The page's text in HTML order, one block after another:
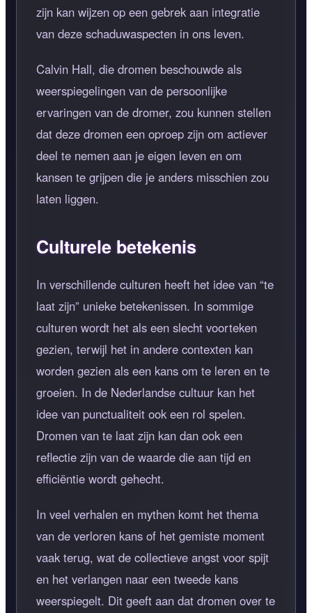
zijn kan wijzen op een gebrek aan integratie
van deze schaduwaspecten in ons leven.
Calvin Hall, die dromen beschouwde als
weerspiegelingen van de persoonlijke
ervaringen van de dromer, zou kunnen stellen
dat deze dromen een oproep zijn om actiever
deel te nemen aan je eigen leven en om
kansen te grijpen die je anders misschien zou
laten liggen.
Culturele betekenis
In verschillende culturen heeft het idee van te
laat zijn unieke betekenissen. In sommige
culturen wordt het als een slecht voorteken
gezien, terwijl het in andere contexten kan
worden gezien als een kans om te leren en te
groeien. In de Nederlandse cultuur kan het
idee van punctualiteit ook een rol spelen.
Dromen van te laat zijn kan dan ook een
reflectie zijn van de waarde die aan tijd en
efficiëntie wordt gehecht.
In veel verhalen en mythen komt het thema
van de verloren kans of het gemiste moment
vaak terug, wat de collectieve angst voor spijt
en het verlangen naar een tweede kans
weerspiegelt. Dit geeft aan dat dromen over te